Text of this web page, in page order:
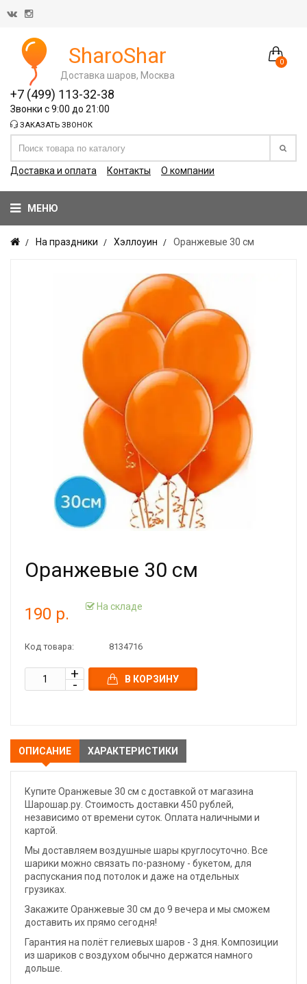
0
SharoShar
Доставка шаров, Москва
+7 (499) 113-32-38
Звонки с 9:00 до 21:00
ЗАКАЗАТЬ ЗВОНОК
Доставка и оплата Контакты О компании
МЕНЮ
На праздники Хэллоуин Оранжевые 30 см
Оранжевые 30 см
190 р. На складе
Код товара: 8134716
В КОРЗИНУ
ОПИСАНИЕ ХАРАКТЕРИСТИКИ
Купите Оранжевые 30 см с доставкой от магазина
Шарошар.ру. Стоимость доставки 450 рублей,
независимо от времени суток. Оплата наличными и
картой.
Мы доставляем воздушные шары круглосуточно. Все
шарики можно связать по-разному - букетом, для
распускания под потолок и даже на отдельных
грузиках.
Закажите Оранжевые 30 см до 9 вечера и мы сможем
доставить их прямо сегодня!
Гарантия на полёт гелиевых шаров - 3 дня. Композиции
из шариков с воздухом обычно держатся намного
дольше.